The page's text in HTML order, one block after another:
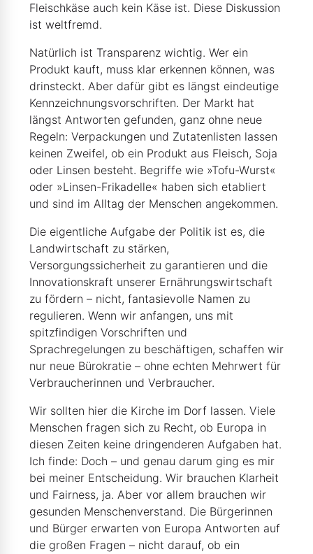
Fleischkäse auch kein Käse ist. Diese Diskussion
ist weltfremd.
Natürlich ist Transparenz wichtig. Wer ein
Produkt kauft, muss klar erkennen können, was
drinsteckt. Aber dafür gibt es längst eindeutige
Kennzeichnungsvorschriften. Der Markt hat
längst Antworten gefunden, ganz ohne neue
Regeln: Verpackungen und Zutatenlisten lassen
keinen Zweifel, ob ein Produkt aus Fleisch, Soja
oder Linsen besteht. Begriffe wie »Tofu-Wurst«
oder »Linsen-Frikadelle« haben sich etabliert
und sind im Alltag der Menschen angekommen.
Die eigentliche Aufgabe der Politik ist es, die
Landwirtschaft zu stärken,
Versorgungssicherheit zu garantieren und die
Innovationskraft unserer Ernährungswirtschaft
zu fördern – nicht, fantasievolle Namen zu
regulieren. Wenn wir anfangen, uns mit
spitzfindigen Vorschriften und
Sprachregelungen zu beschäftigen, schaffen wir
nur neue Bürokratie – ohne echten Mehrwert für
Verbraucherinnen und Verbraucher.
Wir sollten hier die Kirche im Dorf lassen. Viele
Menschen fragen sich zu Recht, ob Europa in
diesen Zeiten keine dringenderen Aufgaben hat.
Ich finde: Doch – und genau darum ging es mir
bei meiner Entscheidung. Wir brauchen Klarheit
und Fairness, ja. Aber vor allem brauchen wir
gesunden Menschenverstand. Die Bürgerinnen
und Bürger erwarten von Europa Antworten auf
die großen Fragen – nicht darauf, ob ein